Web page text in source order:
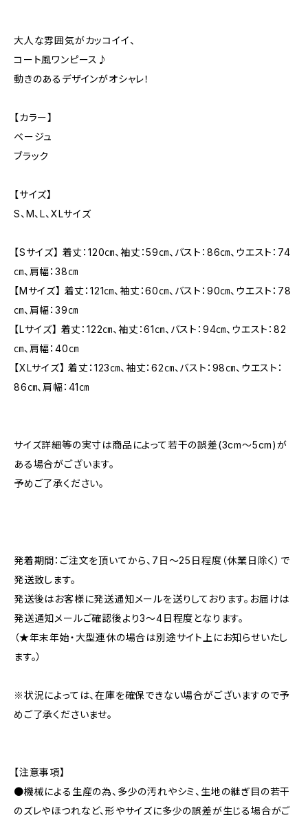
大人な雰囲気がカッコイイ、
コート風ワンピース♪
動きのあるデザインがオシャレ！
【カラー】
ベージュ
ブラック
【サイズ】
S、M、L、XLサイズ
【Sサイズ】 着丈：120㎝、袖丈：59㎝、バスト：86㎝、ウエスト：74
㎝、肩幅：38㎝
【Mサイズ】 着丈：121㎝、袖丈：60㎝、バスト：90㎝、ウエスト：78
㎝、肩幅：39㎝
【Lサイズ】 着丈：122㎝、袖丈：61㎝、バスト：94㎝、ウエスト：82
㎝、肩幅：40㎝
【XLサイズ】 着丈：123㎝、袖丈：62㎝、バスト：98㎝、ウエスト：
86㎝、肩幅：41㎝
サイズ詳細等の実寸は商品によって若干の誤差(3cm〜5cm)が
ある場合がございます。
予めご了承ください。
発着期間：ご注文を頂いてから、7日〜25日程度（休業日除く）で
発送致します。
発送後はお客様に発送通知メールを送りしております。お届けは
発送通知メールご確認後より3〜4日程度となります。
（★年末年始・大型連休の場合は別途サイト上にお知らせいたし
ます。）
※状況によっては、在庫を確保できない場合がございますので予
めご了承くださいませ。
【注意事項】
●機械による生産の為、多少の汚れやシミ、生地の継ぎ目の若干
のズレやほつれなど、形やサイズに多少の誤差が生じる場合がご